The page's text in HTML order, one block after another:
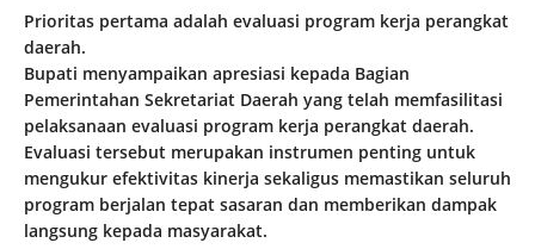
Prioritas pertama adalah evaluasi program kerja perangkat
daerah.
Bupati menyampaikan apresiasi kepada Bagian
Pemerintahan Sekretariat Daerah yang telah memfasilitasi
pelaksanaan evaluasi program kerja perangkat daerah.
Evaluasi tersebut merupakan instrumen penting untuk
mengukur efektivitas kinerja sekaligus memastikan seluruh
program berjalan tepat sasaran dan memberikan dampak
langsung kepada masyarakat.